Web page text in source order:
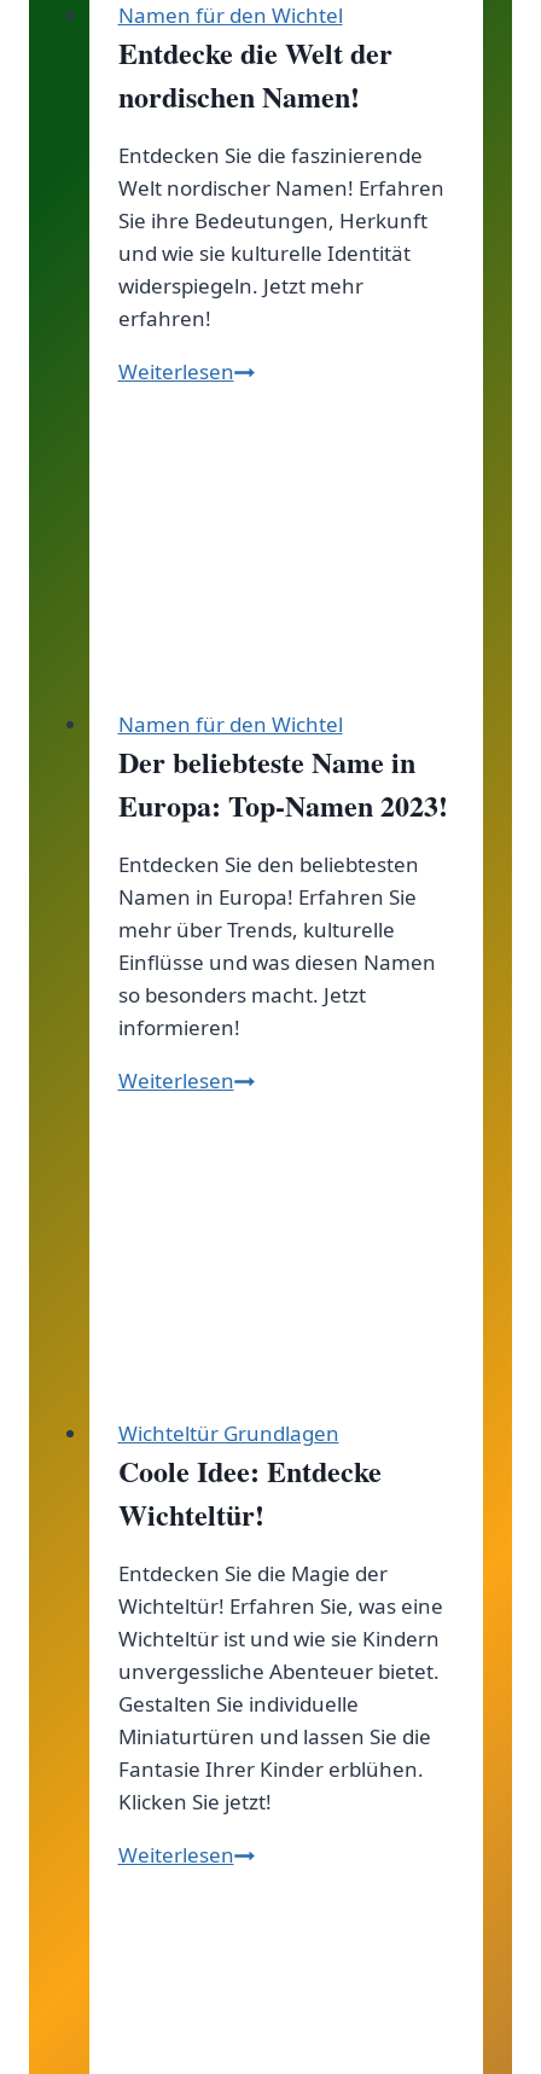
Namen für den Wichtel
Entdecke die Welt der
nordischen Namen!
Entdecken Sie die faszinierende
Welt nordischer Namen! Erfahren
Sie ihre Bedeutungen, Herkunft
und wie sie kulturelle Identität
widerspiegeln. Jetzt mehr
erfahren!
WeiterlesenEntdecke
Namen für den Wichtel
Der beliebteste Name in
Europa: Top-Namen 2023!
Entdecken Sie den beliebtesten
Namen in Europa! Erfahren Sie
mehr über Trends, kulturelle
Einflüsse und was diesen Namen
so besonders macht. Jetzt
informieren!
WeiterlesenDer
Wichteltür Grundlagen
Coole Idee: Entdecke
Wichteltür!
Entdecken Sie die Magie der
Wichteltür! Erfahren Sie, was eine
Wichteltür ist und wie sie Kindern
unvergessliche Abenteuer bietet.
Gestalten Sie individuelle
Miniaturtüren und lassen Sie die
Fantasie Ihrer Kinder erblühen.
Klicken Sie jetzt!
WeiterlesenCoole